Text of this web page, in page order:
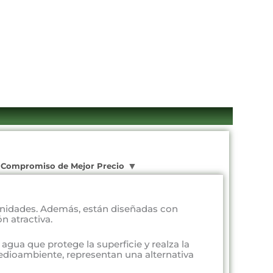
de Mejor Precio
Además, están diseñadas con
atractiva.
que protege la superficie y realza la
representan una alternativa